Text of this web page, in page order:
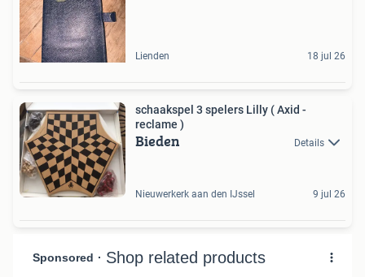
Lienden 18 jul 26
schaakspel 3 spelers Lilly ( Axid -
reclame )
Bieden Details
Nieuwerkerk aan den IJssel 9 jul 26